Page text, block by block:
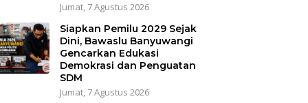
Jumat, 7 Agustus 2026
Siapkan Pemilu 2029 Sejak
Dini, Bawaslu Banyuwangi
Gencarkan Edukasi
Demokrasi dan Penguatan
SDM
Jumat, 7 Agustus 2026